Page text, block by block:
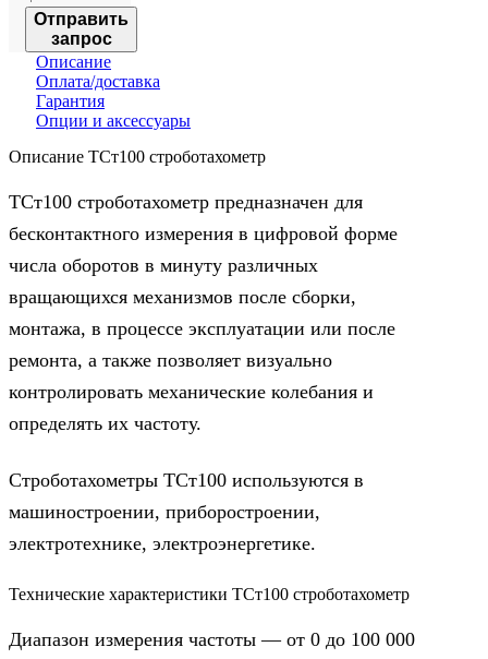
Отправить
запрос
Описание
Оплата/доставка
Гарантия
Опции и аксессуары
Описание ТСт100 строботахометр
ТСт100 строботахометр предназначен для
бесконтактного измерения в цифровой форме
числа оборотов в минуту различных
вращающихся механизмов после сборки,
монтажа, в процессе эксплуатации или после
ремонта, а также позволяет визуально
контролировать механические колебания и
определять их частоту.
Строботахометры ТСт100 используются в
машиностроении, приборостроении,
электротехнике, электроэнергетике.
Технические характеристики ТСт100 строботахометр
Диапазон измерения частоты — от 0 до 100 000